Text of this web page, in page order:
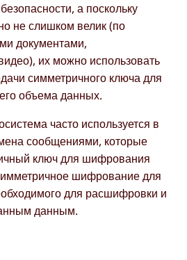
а поскольку
не слишком велик (по
документами,
их можно использовать
симметричного ключа для
объема данных.
часто используется в
сообщениями, которые
ключ для шифрования
шифрование для
для расшифровки и
данным.